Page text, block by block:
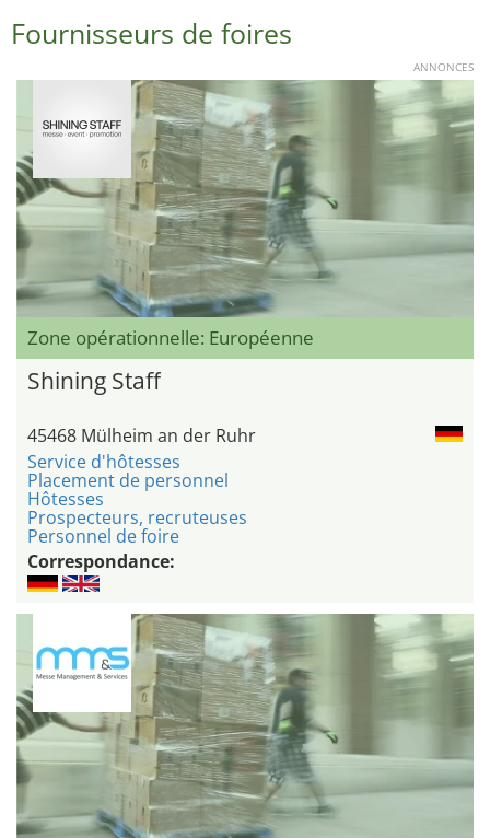
Fournisseurs de foires
ANNONCES
Zone opérationnelle: Européenne
Shining Staff
45468 Mülheim an der Ruhr
Service d'hôtesses
Placement de personnel
Hôtesses
Prospecteurs, recruteuses
Personnel de foire
Correspondance: